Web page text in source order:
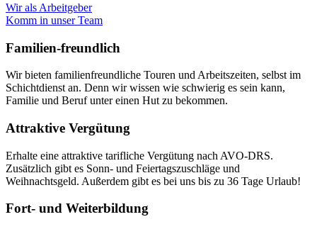
Wir als Arbeitgeber
Komm in unser Team
Familien-freundlich
Wir bieten familienfreundliche Touren und Arbeitszeiten, selbst im
Schichtdienst an. Denn wir wissen wie schwierig es sein kann,
Familie und Beruf unter einen Hut zu bekommen.
Attraktive Vergütung
Erhalte eine attraktive tarifliche Vergütung nach AVO-DRS.
Zusätzlich gibt es Sonn- und Feiertagszuschläge und
Weihnachtsgeld. Außerdem gibt es bei uns bis zu 36 Tage Urlaub!
Fort- und Weiterbildung